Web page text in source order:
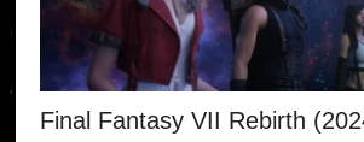
Final Fantasy VII Rebirth